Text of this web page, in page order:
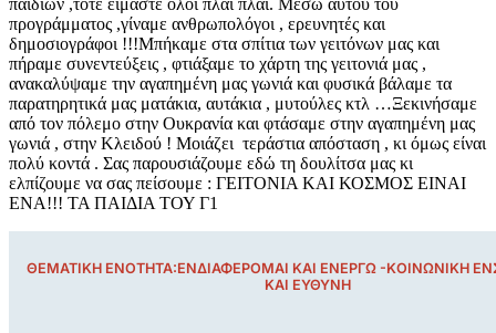
προγράμματος ,γίναμε ανθρωπολόγοι , ερευνητές και
δημοσιογράφοι !!!Μπήκαμε στα σπίτια των γειτόνων μας και
πήραμε συνεντεύξεις , φτιάξαμε το χάρτη της γειτονιά μας ,
ανακαλύψαμε την αγαπημένη μας γωνιά και φυσικά βάλαμε τα
παρατηρητικά μας ματάκια, αυτάκια , μυτούλες κτλ …Ξεκινήσαμε
από τον πόλεμο στην Ουκρανία και φτάσαμε στην αγαπημένη μας
γωνιά , στην Κλειδού ! Μοιάζει τεράστια απόσταση , κι όμως είναι
πολύ κοντά . Σας παρουσιάζουμε εδώ τη δουλίτσα μας κι
ελπίζουμε να σας πείσουμε : ΓΕΙΤΟΝΙΑ ΚΑΙ ΚΟΣΜΟΣ ΕΙΝΑΙ
ΕΝΑ!!! ΤΑ ΠΑΙΔΙΑ ΤΟΥ Γ1